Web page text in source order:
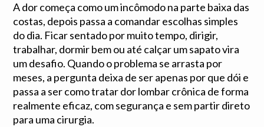
A dor começa como um incômodo na parte baixa das
costas, depois passa a comandar escolhas simples
do dia. Ficar sentado por muito tempo, dirigir,
trabalhar, dormir bem ou até calçar um sapato vira
um desafio. Quando o problema se arrasta por
meses, a pergunta deixa de ser apenas por que dói e
passa a ser como tratar dor lombar crônica de forma
realmente eficaz, com segurança e sem partir direto
para uma cirurgia.